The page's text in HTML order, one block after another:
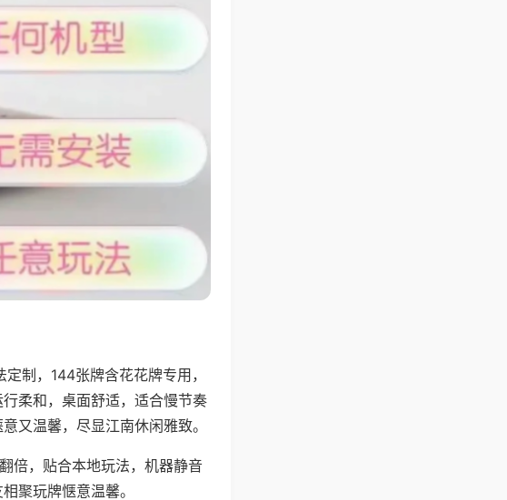
制，144张牌含花花牌专用，
柔和，桌面舒适，适合慢节奏
又温馨，尽显江南休闲雅致。
倍，贴合本地玩法，机器静音
聚玩牌惬意温馨。